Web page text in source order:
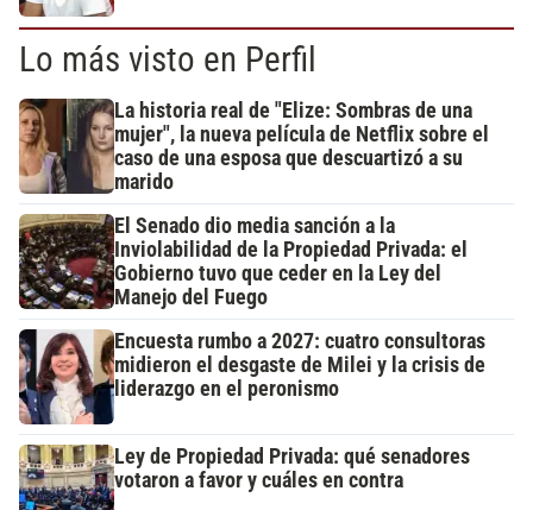
Lo más visto en Perfil
La historia real de "Elize: Sombras de una
mujer", la nueva película de Netflix sobre el
caso de una esposa que descuartizó a su
marido
El Senado dio media sanción a la
Inviolabilidad de la Propiedad Privada: el
Gobierno tuvo que ceder en la Ley del
Manejo del Fuego
Encuesta rumbo a 2027: cuatro consultoras
midieron el desgaste de Milei y la crisis de
liderazgo en el peronismo
Ley de Propiedad Privada: qué senadores
votaron a favor y cuáles en contra